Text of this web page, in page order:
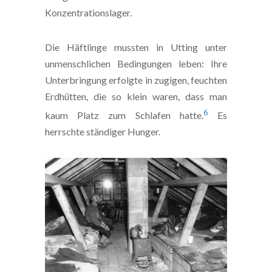
Konzentrationslager.
Die Häftlinge mussten in Utting unter
unmenschlichen Bedingungen leben: Ihre
Unterbringung erfolgte in zugigen, feuchten
Erdhütten, die so klein waren, dass man
kaum Platz zum Schlafen hatte.6
Es
herrschte ständiger Hunger.